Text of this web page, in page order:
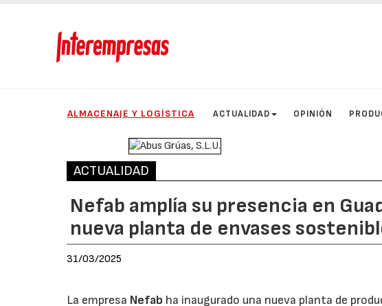
ALMACENAJE Y LOGÍSTICA ACTUALIDAD OPINIÓN
ACTUALIDAD
Nefab amplía su presencia en
nueva planta de envases
31/03/2025
La empresa Nefab ha inaugurado una nueva planta de